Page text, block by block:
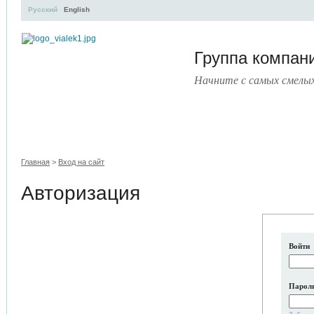
Группа
Начните с самых
Русский English
Главная > Вход на сайт
Авторизация
Войти